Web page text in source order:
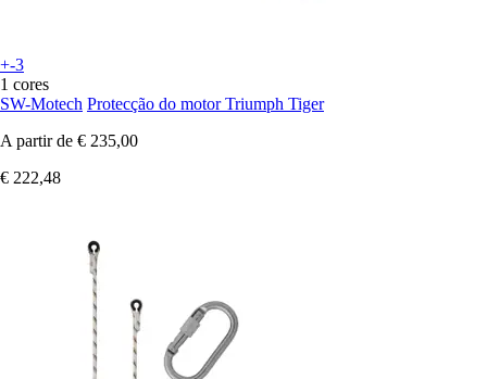
+-3
1 cores
SW-Motech Protecção do motor Triumph Tiger
A partir de € 235,00
€ 222,48